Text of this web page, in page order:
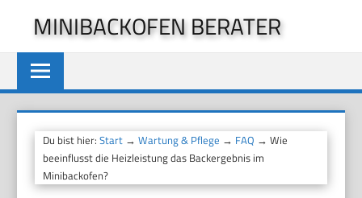
springen
MINIBACKOFEN BERATER
Du bist hier:Start →Wartung & Pflege → FAQ → Wie
beeinflusst die Heizleistung das Backergebnis im
Minibackofen?